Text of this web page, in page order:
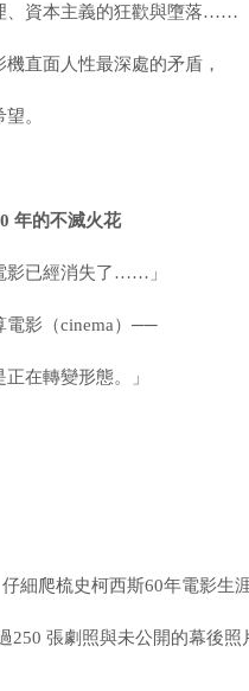
、資本主義的狂歡與墮落……
直面人性最深處的矛盾，
。
年的不滅火花
影已經消失了……」
電影（cinema）──
在轉變形態。」
細爬梳史柯西斯60年電影生
250 張劇照與未公開的幕後